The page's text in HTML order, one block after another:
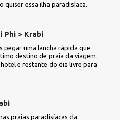
quiser essa ilha paradisíaca.
Phi > Krabi
pegar uma lancha rápida que
destino de praia da viagem.
e restante do dia livre para
praias paradisíacas da